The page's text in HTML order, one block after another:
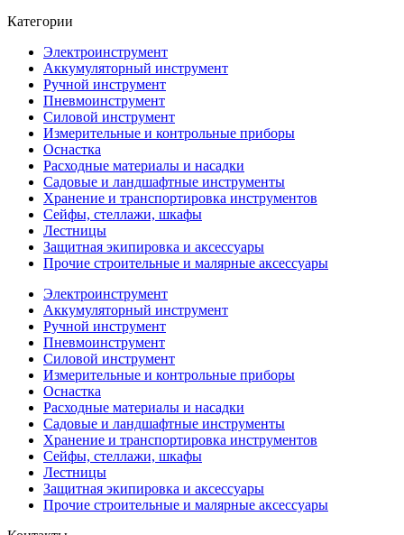
Категории
Электроинструмент
Аккумуляторный инструмент
Ручной инструмент
Пневмоинструмент
Силовой инструмент
Измерительные и контрольные приборы
Оснастка
Расходные материалы и насадки
Садовые и ландшафтные инструменты
Хранение и транспортировка инструментов
Сейфы, стеллажи, шкафы
Лестницы
Защитная экипировка и аксессуары
Прочие строительные и малярные аксессуары
Электроинструмент
Аккумуляторный инструмент
Ручной инструмент
Пневмоинструмент
Силовой инструмент
Измерительные и контрольные приборы
Оснастка
Расходные материалы и насадки
Садовые и ландшафтные инструменты
Хранение и транспортировка инструментов
Сейфы, стеллажи, шкафы
Лестницы
Защитная экипировка и аксессуары
Прочие строительные и малярные аксессуары